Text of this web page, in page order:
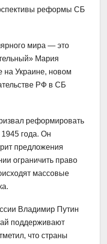
мира — это
Мария
на Украине, новом
РФ в СБ
реформировать
года. Он
предложения
ограничить право
массовые
Владимир Путин
поддерживают
что страны